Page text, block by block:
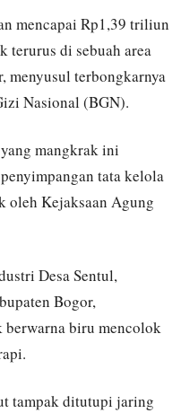
mencapai Rp1,39 triliun
terurus di sebuah area
menyusul terbongkarnya
Nasional (BGN).
mangkrak ini
tata kelola
oleh Kejaksaan Agung
Desa Sentul,
Bogor,
biru mencolok
tampak ditutupi jaring